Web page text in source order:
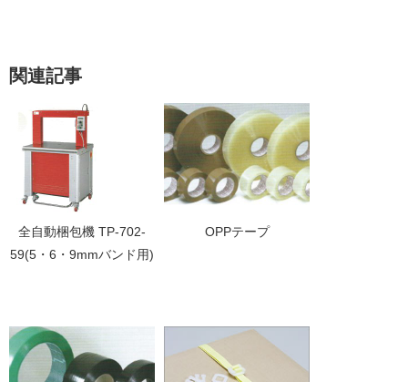
関連記事
全自動梱包機 TP-702-
59(5・6・9mmバンド用)
OPPテープ